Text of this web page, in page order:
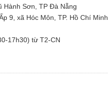
Hành Sơn, TP Đà Nẵng
9, xã Hóc Môn, TP. Hồ Chí Minh
17h30) từ T2-CN